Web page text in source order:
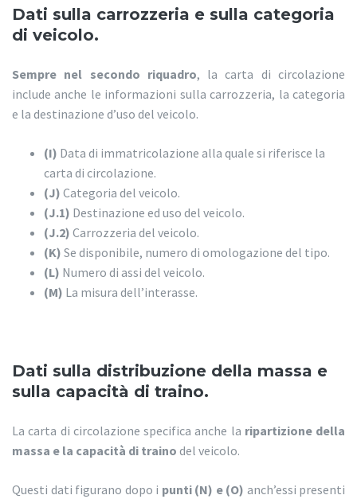
Dati sulla carrozzeria e sulla categoria
di veicolo.
Sempre nel secondo riquadro, la carta di circolazione
include anche le informazioni sulla carrozzeria, la categoria
e la destinazione d’uso del veicolo.
(I) Data di immatricolazione alla quale si riferisce la
carta di circolazione.
(J) Categoria del veicolo.
(J.1) Destinazione ed uso del veicolo.
(J.2) Carrozzeria del veicolo.
(K) Se disponibile, numero di omologazione del tipo.
(L) Numero di assi del veicolo.
(M) La misura dell’interasse.
Dati sulla distribuzione della massa e
sulla capacità di traino.
La carta di circolazione specifica anche la ripartizione della
massa e la capacità di traino del veicolo.
Questi dati figurano dopo i punti (N) e (O) anch’essi presenti